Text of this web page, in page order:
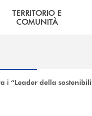
TERRITORIO E
COMUNITÀ
i “Leader della